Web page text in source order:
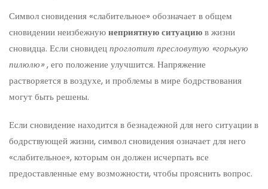
Символ сновидения «слабительное» обозначает в общем
сновидении неизбежнуюнеприятную ситуациюв жизни
сновидца. Если сновидецпроглотит пресловутую «горькую
пилюлю», его положение улучшится. Напряжение
растворяется в воздухе, и проблемы в мире бодрствования
могут быть решены.
Если сновидение находится в безнадежной для него ситуации в
бодрствующей жизни, символ сновидения означает для него
«слабительное», которым он должен исчерпать все
предоставленные ему возможности, чтобы прояснить вопрос.